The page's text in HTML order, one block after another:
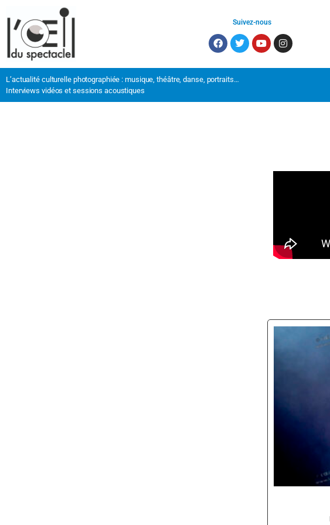
Suivez-nous
L’actualité culturelle photographiée : musique, théâtre, danse, portraits…
Interviews vidéos et sessions acoustiques